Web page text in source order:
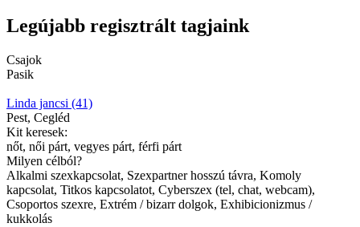
Legújabb regisztrált tagjaink
Csajok
Pasik
Linda jancsi (41)
Pest, Cegléd
Kit keresek:
nőt, női párt, vegyes párt, férfi párt
Milyen célból?
Alkalmi szexkapcsolat, Szexpartner hosszú távra, Komoly
kapcsolat, Titkos kapcsolatot, Cyberszex (tel, chat, webcam),
Csoportos szexre, Extrém / bizarr dolgok, Exhibicionizmus /
kukkolás